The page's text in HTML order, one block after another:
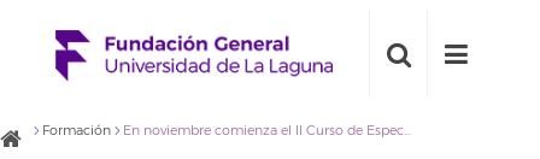
Formación En noviembre comienza el II Curso de Especialista en Gestión Enoturística y Análisis Sensorial de Vinos de la Universidad de La Laguna